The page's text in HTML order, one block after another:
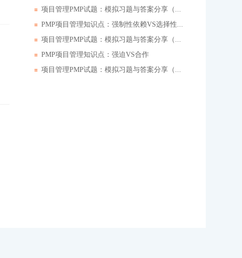
项目管理PMP试题：模拟习题与答案分享（...
PMP项目管理知识点：强制性依赖VS选择性...
项目管理PMP试题：模拟习题与答案分享（...
PMP项目管理知识点：强迫VS合作
项目管理PMP试题：模拟习题与答案分享（...